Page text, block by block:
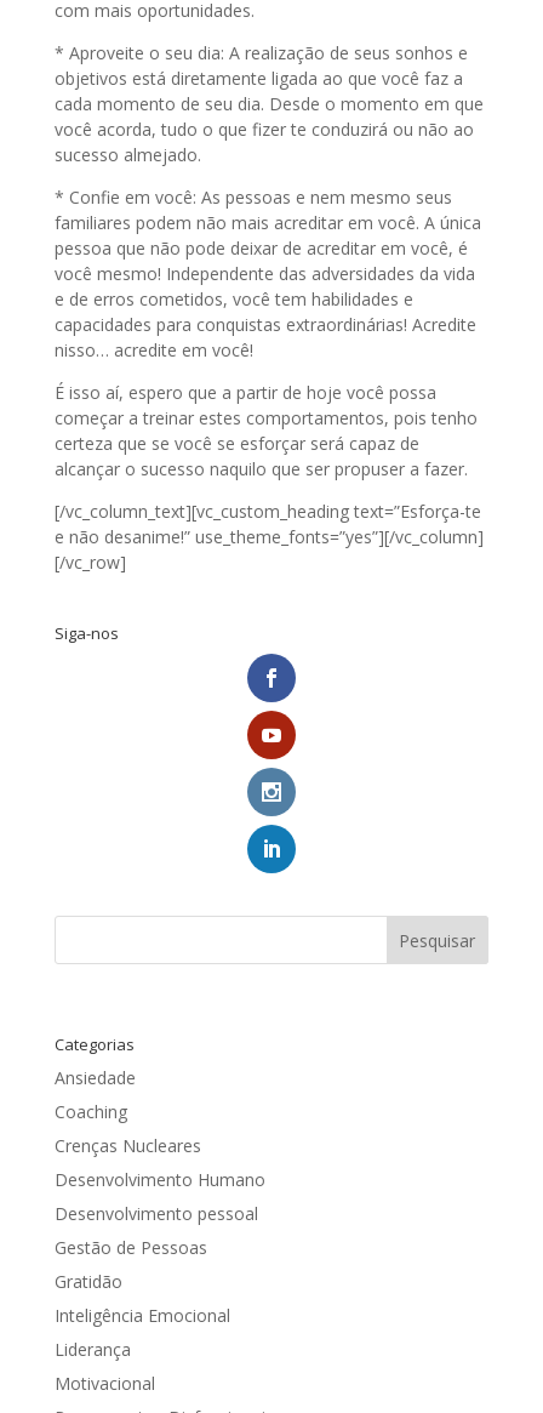
com mais oportunidades.
* Aproveite o seu dia: A realização de seus sonhos e
objetivos está diretamente ligada ao que você faz a
cada momento de seu dia. Desde o momento em que
você acorda, tudo o que fizer te conduzirá ou não ao
sucesso almejado.
* Confie em você: As pessoas e nem mesmo seus
familiares podem não mais acreditar em você. A única
pessoa que não pode deixar de acreditar em você, é
você mesmo! Independente das adversidades da vida
e de erros cometidos, você tem habilidades e
capacidades para conquistas extraordinárias! Acredite
nisso… acredite em você!
É isso aí, espero que a partir de hoje você possa
começar a treinar estes comportamentos, pois tenho
certeza que se você se esforçar será capaz de
alcançar o sucesso naquilo que ser propuser a fazer.
[/vc_column_text][vc_custom_heading text=”Esforça-te
e não desanime!” use_theme_fonts=”yes”][/vc_column]
[/vc_row]
Siga-nos
Pesquisar
Categorias
Ansiedade
Coaching
Crenças Nucleares
Desenvolvimento Humano
Desenvolvimento pessoal
Gestão de Pessoas
Gratidão
Inteligência Emocional
Liderança
Motivacional